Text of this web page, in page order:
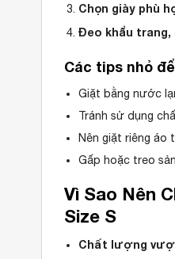
Chọn giày phù
Đeo khẩu trang,
Các tips nhỏ
Giặt bằng nước
Tránh sử dụng
Nên giặt riêng áo
Gấp hoặc treo
Vì Sao Nên
Size S
Chất lượng